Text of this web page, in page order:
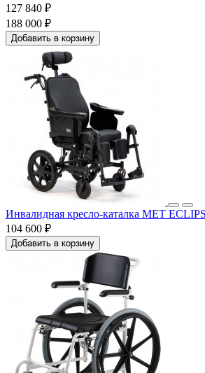
127 840 ₽
188 000 ₽
Добавить в корзину
Инвалидная кресло-каталка МЕТ
104 600 ₽
Добавить в корзину